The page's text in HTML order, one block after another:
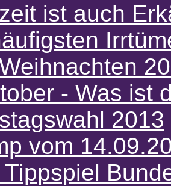
ist auch
- Was ist
2013
vom
Tippspiel